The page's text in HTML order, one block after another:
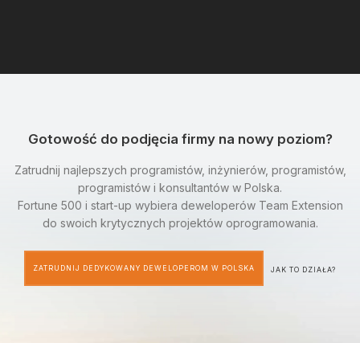
Gotowość do podjęcia firmy na nowy poziom?
Zatrudnij najlepszych programistów, inżynierów, programistów,
programistów i konsultantów w Polska.
Fortune 500 i start-up wybiera deweloperów Team Extension
do swoich krytycznych projektów oprogramowania.
ZATRUDNIJ DEDYKOWANY DEWELOPEROM W POLSKA JAK TO DZIAŁA?